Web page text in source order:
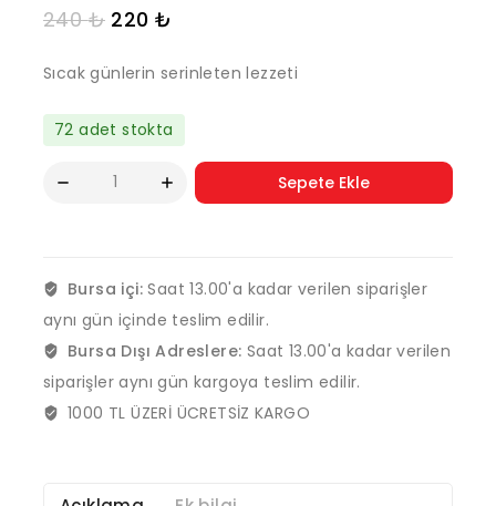
240₺ 220₺
Sıcak günlerin serinleten lezzeti
72 adet stokta
Sepete Ekle
Bursa içi:Saat 13.00'a kadar verilen siparişler
aynı gün içinde teslim edilir.
Bursa Dışı Adreslere: Saat 13.00'a kadar verilen
siparişler aynı gün kargoya teslim edilir.
1000 TL ÜZERİ ÜCRETSİZ KARGO